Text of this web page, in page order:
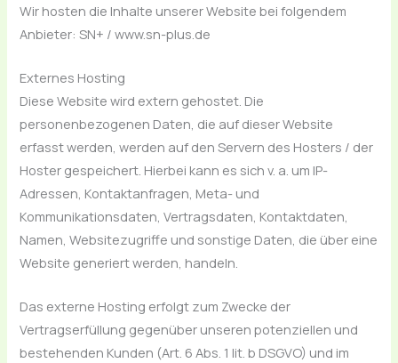
Wir hosten die Inhalte unserer Website bei folgendem
Anbieter: SN+ / www.sn-plus.de
Externes Hosting
Diese Website wird extern gehostet. Die
personenbezogenen Daten, die auf dieser Website
erfasst werden, werden auf den Servern des Hosters / der
Hoster gespeichert. Hierbei kann es sich v. a. um IP-
Adressen, Kontaktanfragen, Meta- und
Kommunikationsdaten, Vertragsdaten, Kontaktdaten,
Namen, Websitezugriffe und sonstige Daten, die über eine
Website generiert werden, handeln.
Das externe Hosting erfolgt zum Zwecke der
Vertragserfüllung gegenüber unseren potenziellen und
bestehenden Kunden (Art. 6 Abs. 1 lit. b DSGVO) und im